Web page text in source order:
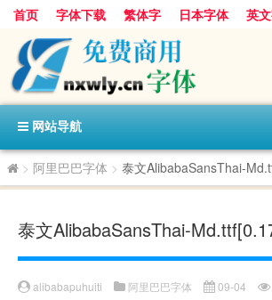
首页 字体下载 繁体字 日本字体 英
阿里巴巴字体
字体分类
网站导航
> 阿里巴巴字体 > 泰文AlibabaSansThai-
泰文AlibabaSansThai-
alibabapuhuiti 阿里巴巴字体 09-04